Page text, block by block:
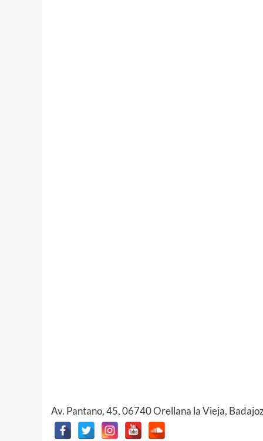
Av. Pantano, 45, 06740 Orellana la Vieja,